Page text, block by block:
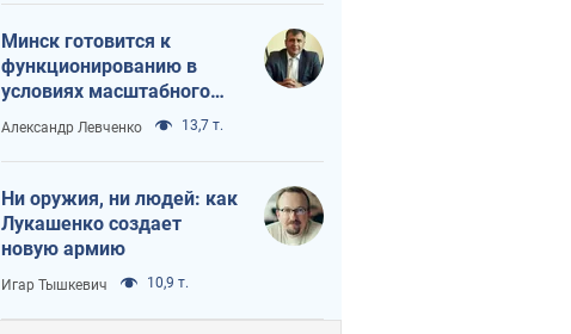
Минск готовится к
функционированию в
условиях масштабного
военного кризиса
Александр Левченко 13,7 т.
Ни оружия, ни людей: как
Лукашенко создает
новую армию
Игар Тышкевич 10,9 т.